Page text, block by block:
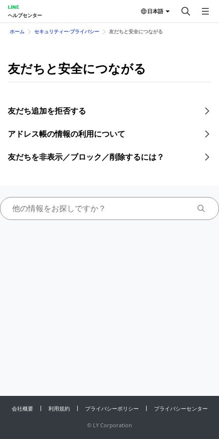
LINE
ヘルプセンター
日本語
ホーム セキュリティー⋅プライバシー 友だちと安全につながる
友だちと安全につながる
友だち追加を拒否する
アドレス帳の情報の利用について
友だちを非表示／ブロック／削除するには？
会社概要 利用規約 プライバシーポリシー プライバシーセンター
© LY Corporation